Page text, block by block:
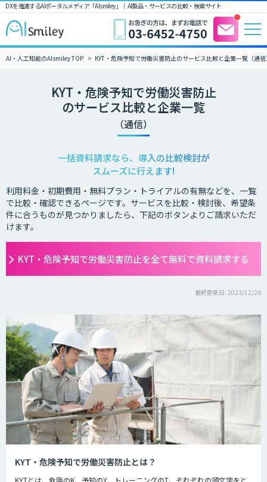
DXを推進するAIポータルメディア「AIsmiley」｜ AI製品・サービスの比較・検索サイト
AI・人工知能のAIsmiley TOP KYT・危険予知で労働災害防止のサービス比較と企業一覧（通
KYT・危険予知で労働災害防止
のサービス比較と企業一覧
（通信）
一括資料請求なら、導入の比較検討が
スムーズに行えます!
利用料金・初期費用・無料プラン・トライアルの有無などを、一覧
で比較・確認できるページです。サービスを比較・検討後、希望条
件に合うものが見つかりましたら、下記のボタンよりご請求いただ
けます。
KYT・危険予知で労働災害防止を全て無料で資料請求する
最終更新日: 2023/12/26
KYT・危険予知で労働災害防止とは？
KYTとは、危険のK、予知のY、トレーニングのT、それぞれの頭文字をと